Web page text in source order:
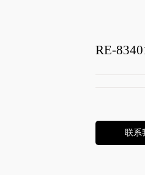
RE-
联系